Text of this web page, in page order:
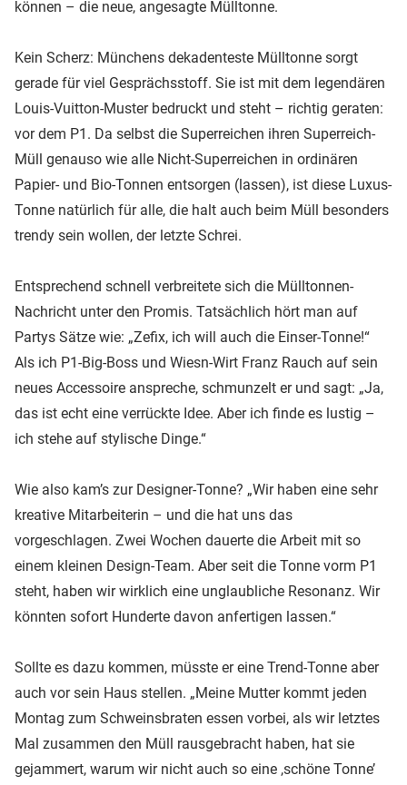
können – die neue, angesagte Mülltonne.
Kein Scherz: Münchens dekadenteste Mülltonne sorgt
gerade für viel Gesprächsstoff. Sie ist mit dem legendären
Louis-Vuitton-Muster bedruckt und steht – richtig geraten:
vor dem P1. Da selbst die Superreichen ihren Superreich-
Müll genauso wie alle Nicht-Superreichen in ordinären
Papier- und Bio-Tonnen entsorgen (lassen), ist diese Luxus-
Tonne natürlich für alle, die halt auch beim Müll besonders
trendy sein wollen, der letzte Schrei.
Entsprechend schnell verbreitete sich die Mülltonnen-
Nachricht unter den Promis. Tatsächlich hört man auf
Partys Sätze wie: „Zefix, ich will auch die Einser-Tonne!“
Als ich P1-Big-Boss und Wiesn-Wirt Franz Rauch auf sein
neues Accessoire anspreche, schmunzelt er und sagt: „Ja,
das ist echt eine verrückte Idee. Aber ich finde es lustig –
ich stehe auf stylische Dinge.“
Wie also kam’s zur Designer-Tonne? „Wir haben eine sehr
kreative Mitarbeiterin – und die hat uns das
vorgeschlagen. Zwei Wochen dauerte die Arbeit mit so
einem kleinen Design-Team. Aber seit die Tonne vorm P1
steht, haben wir wirklich eine unglaubliche Resonanz. Wir
könnten sofort Hunderte davon anfertigen lassen.“
Sollte es dazu kommen, müsste er eine Trend-Tonne aber
auch vor sein Haus stellen. „Meine Mutter kommt jeden
Montag zum Schweinsbraten essen vorbei, als wir letztes
Mal zusammen den Müll rausgebracht haben, hat sie
gejammert, warum wir nicht auch so eine ,schöne Tonne’